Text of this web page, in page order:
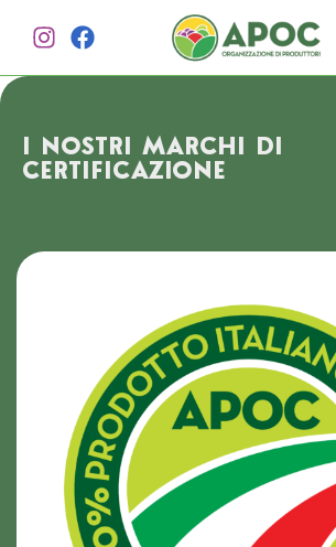
I NOSTRI MARCHI DI
CERTIFICAZIONE